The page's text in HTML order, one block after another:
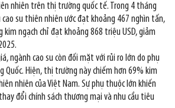
nhiên trên thị trường quốc tế. Trong 4 tháng
su thiên nhiên ước đạt khoảng 467 nghìn tấn,
kim ngạch chỉ đạt khoảng 868 triệu USD, giảm
ngành cao su còn đối mặt với rủi ro lớn do phụ
Quốc. Hiện, thị trường này chiếm hơn 69% kim
nhiên của Việt Nam. Sự phụ thuộc lớn khiến
đổi chính sách thương mại và nhu cầu tiêu